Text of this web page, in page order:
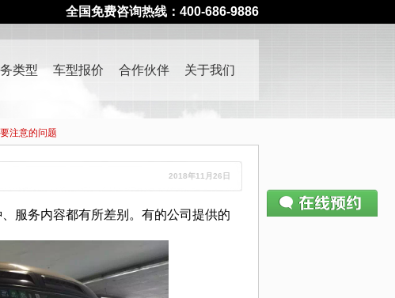
全国免费咨询热线：400-686-9886
类型 车型报价 合作伙伴 关于我们
注意的问题
2018年11月26日
务内容都有所差别。有的公司提供的